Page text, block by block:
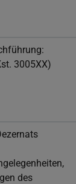
3005XX)
des